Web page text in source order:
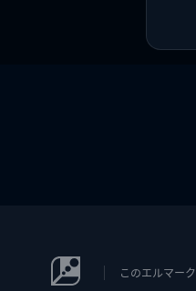
このエルマー